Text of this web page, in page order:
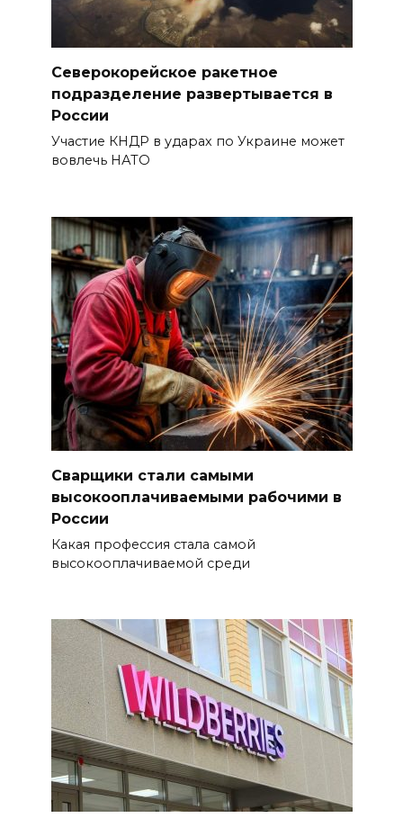
Северокорейское ракетное
подразделение развертывается в
России
Участие КНДР в ударах по Украине может
вовлечь НАТО
Сварщики стали самыми
высокооплачиваемыми рабочими в
России
Какая профессия стала самой
высокооплачиваемой среди